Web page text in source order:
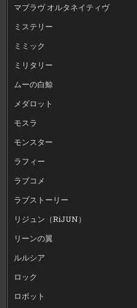
マブラヴ オルタネイティヴ
ミステリー
ミミック
ミリタリー
ムーの白鯨
メダロット
モスラ
モンスター
ラフィー
ラブコメ
ラブストーリー
リジュン（RiJUN）
リーンの翼
ルルシア
ロック
ロボット